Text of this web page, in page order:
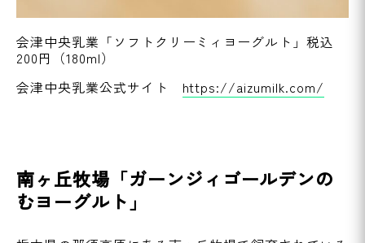
会津中央乳業「ソフトクリーミィヨーグルト」税込
200円（180ml）
会津中央乳業公式サイト https://aizumilk.com/
南ヶ丘牧場「ガーンジィゴールデンの
むヨーグルト」